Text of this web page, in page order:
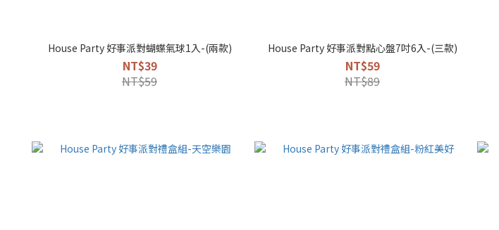
House Party 好事派對蝴蝶氣球1入-(兩款)
NT$39
NT$59
House Party 好事派對點心盤7吋6入-(三款)
NT$59
NT$89